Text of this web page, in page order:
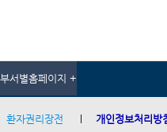
부서별홈페이지 +
환자권리장전 개인정보처리방